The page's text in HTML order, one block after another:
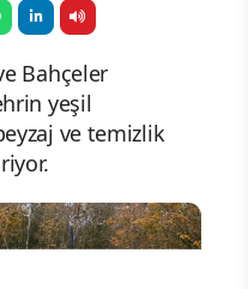
Bahçeler
yeşil
ve temizlik